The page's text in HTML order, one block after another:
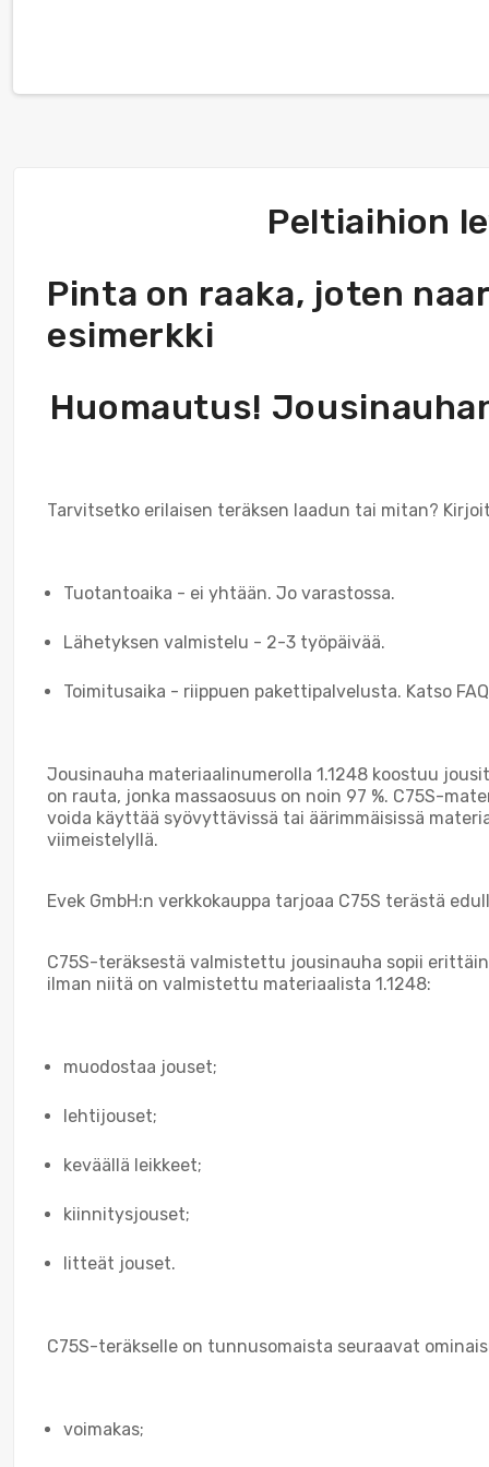
Peltiaihion
Pinta on raaka, joten
esimerkki
Huomautus!
Tarvitsetko erilaisen teräksen laadun tai mitan?
Tuotantoaika - ei yhtään. Jo varastossa.
Lähetyksen valmistelu - 2-3 työpäivää.
Toimitusaika - riippuen pakettipalvelusta. Katso
Jousinauha materiaalinumerolla 1.1248 koostuu
on rauta, jonka massaosuus on noin 97 %. C75S-
voida käyttää syövyttävissä tai äärimmäisissä
viimeistelyllä.
Evek GmbH:n verkkokauppa tarjoaa C75S terästä
C75S-teräksestä valmistettu jousinauha sopii
ilman niitä on valmistettu materiaalista 1.1248:
muodostaa jouset;
lehtijouset;
keväällä leikkeet;
kiinnitysjouset;
litteät jouset.
C75S-teräkselle on tunnusomaista seuraavat
voimakas;